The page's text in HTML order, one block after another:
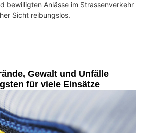
bewilligten Anlässe im Strassenverkehr
Sicht reibungslos.
Gewalt und Unfälle
für viele Einsätze